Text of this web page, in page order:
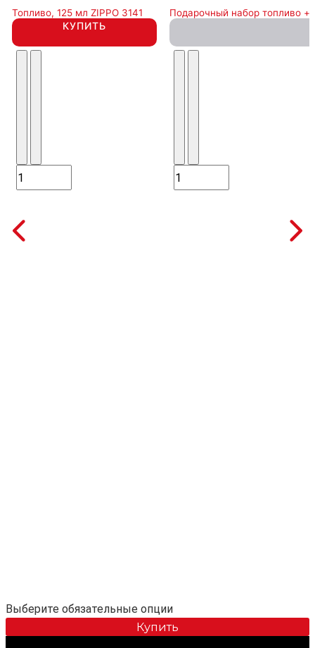
Топливо, 125 мл ZIPPO 3141
КУПИТЬ
Подарочный набор топливо +
Выберите обязательные опции
Купить